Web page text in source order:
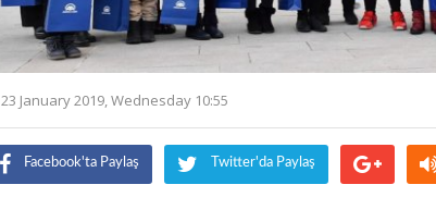
23 January 2019, Wednesday 10:55
Facebook'ta Paylaş Twitter'da Paylaş